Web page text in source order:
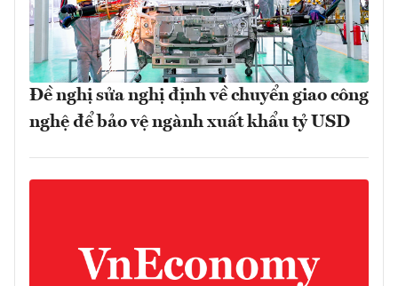
Đề nghị sửa nghị định về chuyển giao công
nghệ để bảo vệ ngành xuất khẩu tỷ USD